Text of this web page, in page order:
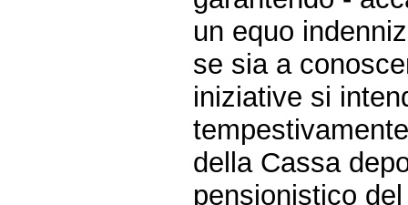
un equo
se sia a
iniziative si
della Cassa
pensionistico